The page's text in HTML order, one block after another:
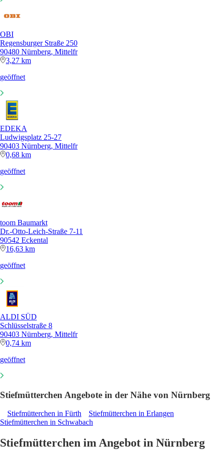
OBI
Regensburger Straße 250
90480 Nürnberg, Mittelfr
3,27 km
geöffnet
EDEKA
Ludwigsplatz 25-27
90403 Nürnberg, Mittelfr
0,68 km
geöffnet
toom Baumarkt
Dr.-Otto-Leich-Straße 7-11
90542 Eckental
16,63 km
geöffnet
ALDI SÜD
Schlüsselstraße 8
90403 Nürnberg, Mittelfr
0,74 km
geöffnet
Stiefmütterchen Angebote in der Nähe von Nürnberg
Stiefmütterchen in Fürth
Stiefmütterchen in Erlangen
Stiefmütterchen in Schwabach
Stiefmütterchen im Angebot in Nürnberg